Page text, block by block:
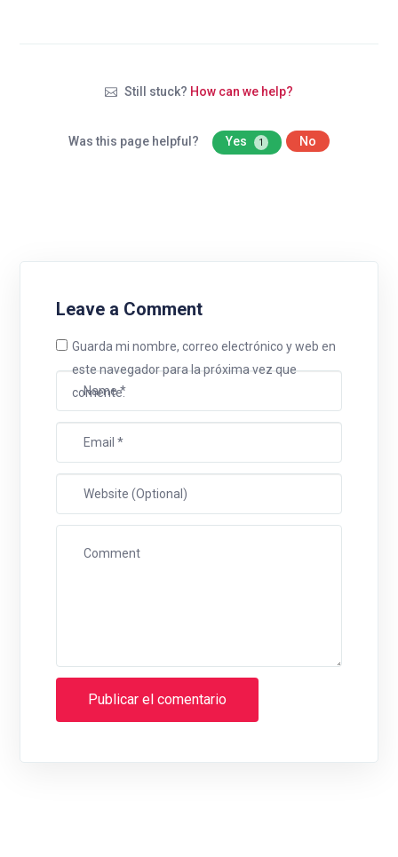
Still stuck? How can we help?
Was this page helpful? Yes 1 No
Leave a Comment
Guarda mi nombre, correo electrónico y web en
este navegador para la próxima vez que
comente.